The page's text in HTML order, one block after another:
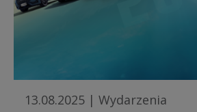
13.08.2025 | Wydarzenia